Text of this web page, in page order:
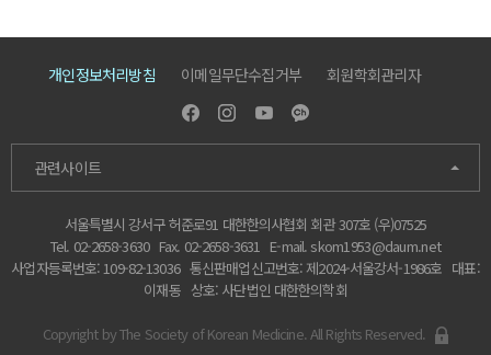
개인정보처리방침 이메일무단수집거부 회원학회관리자
관련사이트
서울특별시 강서구 허준로91 대한한의사협회 회관 307호 (우)07525
Tel. 02-2658-3630 Fax. 02-2658-3631 E-mail. skom1953@daum.net
사업자등록번호: 109-82-13036 통신판매업신고번호: 제2024-서울강서-1986호 대표:
이재동 상호: 사단법인 대한한의학회
Copyright by The Society of Korean Medicine. All Rights Reserved.